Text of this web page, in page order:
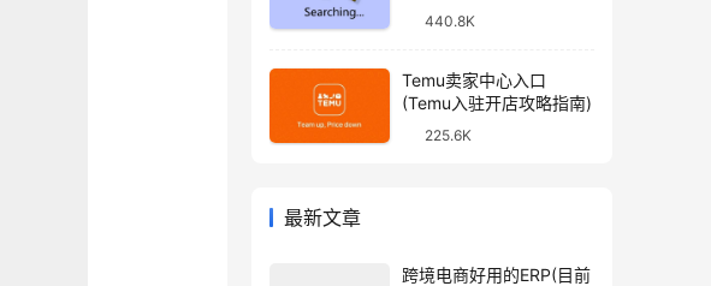
440.8K
Temu卖家中心入口
(Temu入驻开店攻略指南)
225.6K
最新文章
跨境电商好用的ERP(目前